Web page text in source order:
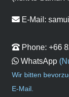
E-Mail:
Phone: +66
WhatsApp
Wir bitten
E-Mail.